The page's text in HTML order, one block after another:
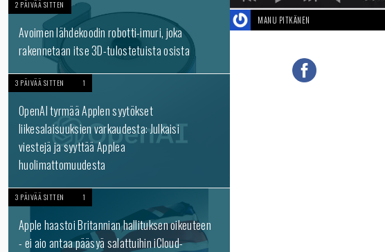
2 PÄIVÄÄ SITTEN
Avoimen lähdekoodin robotti-imuri, joka
rakennetaan itse 3D-tulostetuista osista
3 PÄIVÄÄ SITTEN 1
OpenAI tyrmää Applen syytökset
liikesalaisuuksien varkaudesta: Julkaisi
viestejä ja syyttää Applea
huolimattomuudesta
3 PÄIVÄÄ SITTEN 1
Apple haastoi Britannian hallituksen oikeuteen
- ei aio antaa pääsyä salattuihin iCloud-
MANU PITKÄNEN